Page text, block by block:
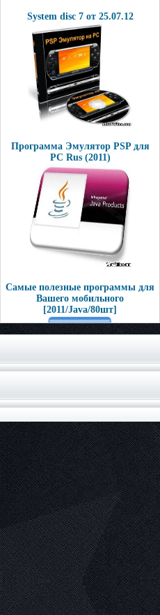
System disc 7 от 25.07.12
Программа Эмулятор PSP для
PC Rus (2011)
Самые полезные программы для
Вашего мобильного
[2011/Java/80шт]